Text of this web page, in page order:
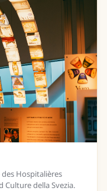
Hospitalières
della Svezia.